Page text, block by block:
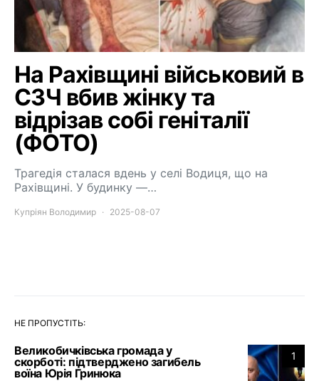
На Рахівщині військовий в
СЗЧ вбив жінку та
відрізав собі геніталії
(ФОТО)
Трагедія сталася вдень у селі Водиця, що на
Рахівщині. У будинку —…
Купріян Володимир 2025-08-07
НЕ ПРОПУСТІТЬ:
1
Великобичківська громада у
скорботі: підтверджено загибель
воїна Юрія Гринюка